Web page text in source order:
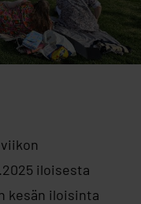
iloisesta
kesän iloisinta